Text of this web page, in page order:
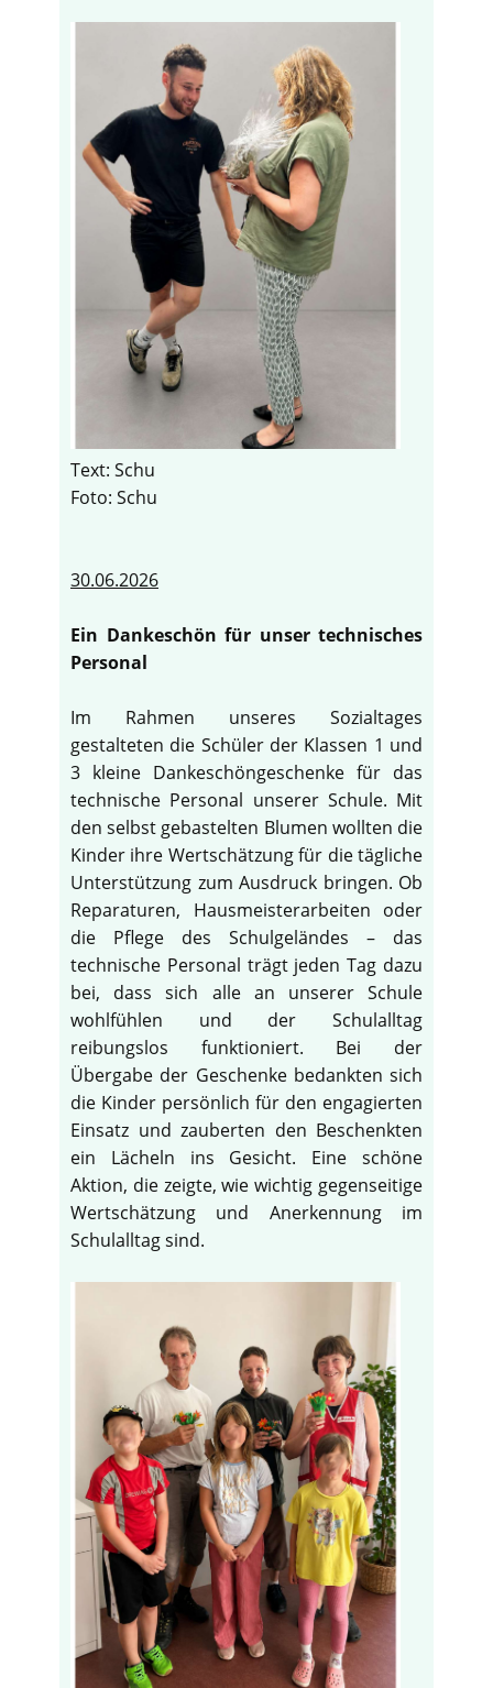
Text: Schu
Foto: Schu
30.06.2026
Ein Dankeschön für unser technisches
Personal
Im Rahmen unseres Sozialtages
gestalteten die Schüler der Klassen 1 und
3 kleine Dankeschöngeschenke für das
technische Personal unserer Schule. Mit
den selbst gebastelten Blumen wollten die
Kinder ihre Wertschätzung für die tägliche
Unterstützung zum Ausdruck bringen. Ob
Reparaturen, Hausmeisterarbeiten oder
die Pflege des Schulgeländes – das
technische Personal trägt jeden Tag dazu
bei, dass sich alle an unserer Schule
wohlfühlen und der Schulalltag
reibungslos funktioniert. Bei der
Übergabe der Geschenke bedankten sich
die Kinder persönlich für den engagierten
Einsatz und zauberten den Beschenkten
ein Lächeln ins Gesicht. Eine schöne
Aktion, die zeigte, wie wichtig gegenseitige
Wertschätzung und Anerkennung im
Schulalltag sind.